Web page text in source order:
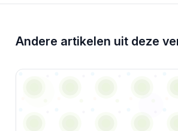
Andere artikelen uit deze